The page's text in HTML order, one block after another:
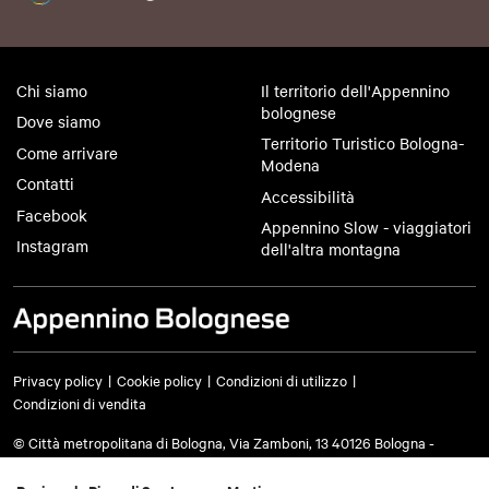
Chi siamo
Dove siamo
Come arrivare
Contatti
Facebook
Instagram
Il territorio dell'Appennino
bolognese
Territorio Turistico Bologna-
Modena
Accessibilità
Appennino Slow - viaggiatori
dell'altra montagna
Privacy policy Cookie policy
Condizioni di utilizzo
Condizioni di vendita
© Città metropolitana di Bologna, Via Zamboni, 13 40126 Bologna -